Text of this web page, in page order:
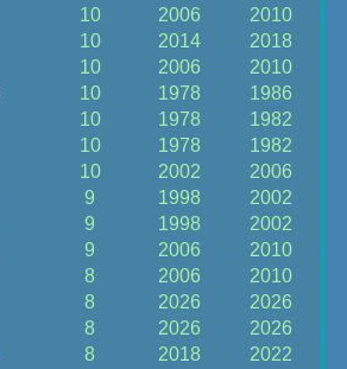
10 2006
2010
10 2014
2018
10 2006
2010
10 1978
1986
10 1978
1982
10 1978
1982
10 2002
2006
9 1998
2002
9 1998
2002
9 2006
2010
8 2006
2010
8 2026
2026
8 2026
2026
8 2018
2022